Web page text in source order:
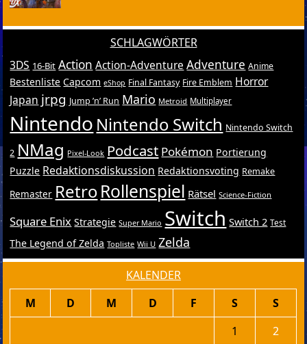
SCHLAGWÖRTER
3DS 16-Bit Action Action-Adventure Adventure Anime
Bestenliste Capcom eShop Final Fantasy Fire Emblem Horror
Japan jrpg Jump ’n’ Run Mario Metroid Multiplayer
Nintendo Nintendo Switch Nintendo Switch
2 NMag Pixel-Look Podcast Pokémon Portierung
Puzzle Redaktionsdiskussion Redaktionsvoting Remake
Remaster RetroRollenspiel Rätsel Science-Fiction
Square Enix Strategie Super Mario Switch Switch 2 Test
The Legend of Zelda Topliste Wii U Zelda
KALENDER
M D M D F S
S
1
2